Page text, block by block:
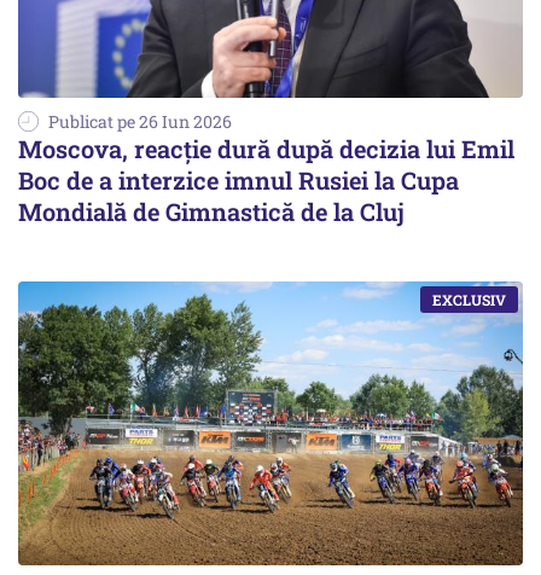
Publicat pe 26 Iun 2026
Moscova, reacție dură după decizia lui Emil
Boc de a interzice imnul Rusiei la Cupa
Mondială de Gimnastică de la Cluj